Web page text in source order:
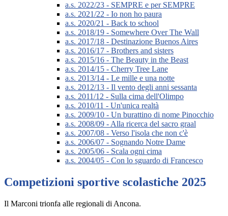
a.s. 2022/23 - SEMPRE e per SEMPRE
a.s. 2021/22 - Io non ho paura
a.s. 2020/21 - Back to school
a.s. 2018/19 - Somewhere Over The Wall
a.s. 2017/18 - Destinazione Buenos Aires
a.s. 2016/17 - Brothers and sisters
a.s. 2015/16 - The Beauty in the Beast
a.s. 2014/15 - Cherry Tree Lane
a.s. 2013/14 - Le mille e una notte
a.s. 2012/13 - Il vento degli anni sessanta
a.s. 2011/12 - Sulla cima dell'Olimpo
a.s. 2010/11 - Un'unica realtà
a.s. 2009/10 - Un burattino di nome Pinocchio
a.s. 2008/09 - Alla ricerca del sacro graal
a.s. 2007/08 - Verso l'isola che non c'è
a.s. 2006/07 - Sognando Notre Dame
a.s. 2005/06 - Scala ogni cima
a.s. 2004/05 - Con lo sguardo di Francesco
Competizioni sportive scolastiche 2025
Il Marconi trionfa alle regionali di Ancona.